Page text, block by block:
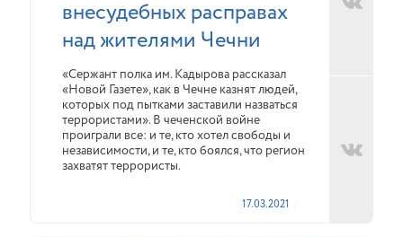
внесудебных расправах
над жителями Чечни
«Сержант полка им. Кадырова рассказал
«Новой Газете», как в Чечне казнят людей,
которых под пытками заставили назваться
террористами». В чеченской войне
проиграли все: и те, кто хотел свободы и
независимости, и те, кто боялся, что регион
захватят террористы.
17.03.2021